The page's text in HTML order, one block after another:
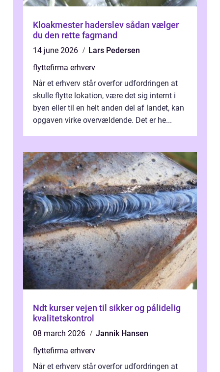
Kloakmester haderslev sådan vælger
du den rette fagmand
14 june 2026
Lars Pedersen
flyttefirma erhverv
Når et erhverv står overfor udfordringen at
skulle flytte lokation, være det sig internt i
byen eller til en helt anden del af landet, kan
opgaven virke overvældende. Det er he...
Ndt kurser vejen til sikker og pålidelig
kvalitetskontrol
08 march 2026
Jannik Hansen
flyttefirma erhverv
Når et erhverv står overfor udfordringen at